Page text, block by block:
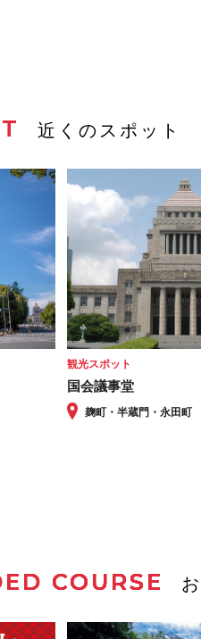
近くのスポット
観光スポット
国会議事堂
麹町・半蔵門・永田町
COURSE